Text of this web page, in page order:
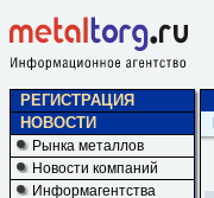
РЕГИСТРАЦИЯ
НОВОСТИ
Рынка металлов
Новости компаний
Информагентства